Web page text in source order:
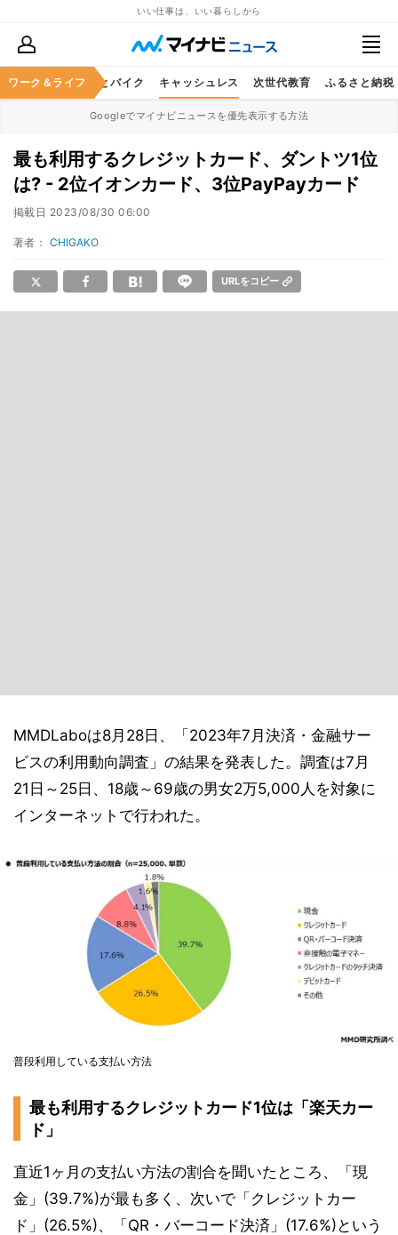
いい仕事は、いい暮らしから
ワーク＆ライフ
レジャー 車とバイク キャッシュレス 次世代教育 ふるさと納税
Googleでマイナビニュースを優先表示する方法
最も利用するクレジットカード、ダントツ1位
は? - 2位イオンカード、3位PayPayカード
掲載日 2023/08/30 06:00
著者： CHIGAKO
URLをコピー
MMDLaboは8月28日、「2023年7月決済・金融サー
ビスの利用動向調査」の結果を発表した。調査は7月
21日～25日、18歳～69歳の男女2万5,000人を対象に
インターネットで行われた。
普段利用している支払い方法
最も利用するクレジットカード1位は「楽天カー
ド」
直近1ヶ月の支払い方法の割合を聞いたところ、「現
金」(39.7%)が最も多く、次いで「クレジットカー
ド」(26.5%)、「QR・バーコード決済」(17.6%)という